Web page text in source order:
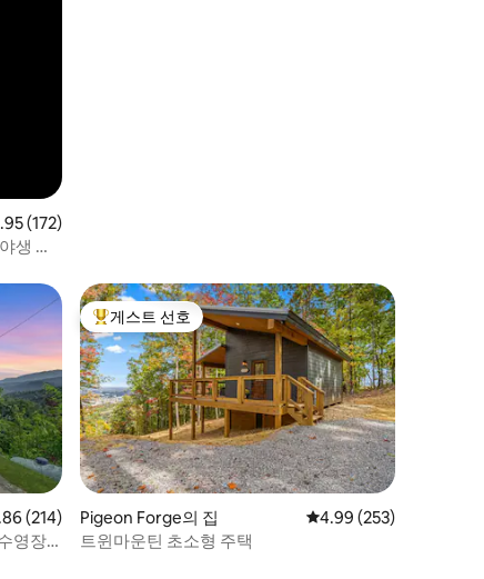
4.95점(5점 만점), 후기 172개
(172)
생 동
4.86점(5점 만점), 후기 214개
(214)
영장
상위 게스트 선호
게스트 선호
Pigeon Forge의 집 평점 4.99점(5점 만점),
4.99 (253)
트윈마운틴 초소형 주택